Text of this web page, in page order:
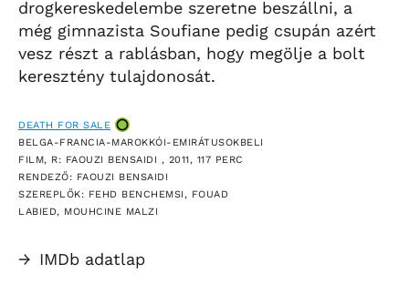
drogkereskedelembe szeretne beszállni, a
még gimnazista Soufiane pedig csupán azért
vesz részt a rablásban, hogy megölje a bolt
keresztény tulajdonosát.
DEATH FOR SALE
BELGA-FRANCIA-MAROKKÓI-EMIRÁTUSOKBELI
FILM, R: FAOUZI BENSAIDI , 2011, 117 PERC
RENDEZŐ: FAOUZI BENSAIDI
SZEREPLŐK: FEHD BENCHEMSI, FOUAD
LABIED, MOUHCINE MALZI
→ IMDb adatlap